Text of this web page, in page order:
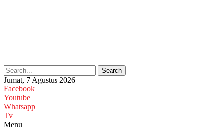
Search
Jumat, 7 Agustus 2026
Facebook
Youtube
Whatsapp
Tv
Menu